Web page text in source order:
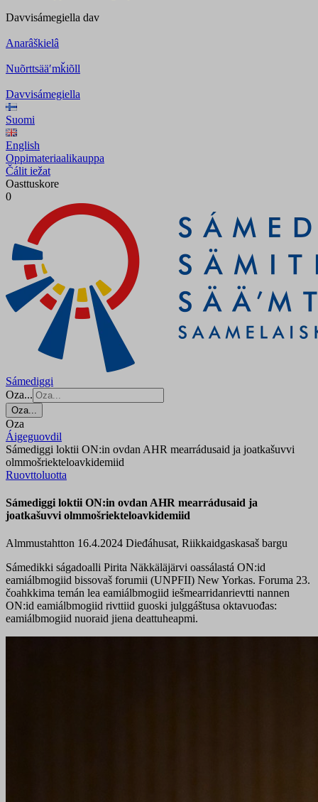
Davvisámegiella dav
Anarâškielâ
Nuõrttsääʹmǩiõll
Davvisámegiella
Suomi
English
Oppimateriaalikauppa
Čálit iežat
Oasttuskore
0
Sámediggi
Oza...
Oza...
Oza
Áigeguovdil
Sámediggi loktii ON:in ovdan AHR mearrádusaid ja joatkašuvvi
olmmošriekteloavkidemiid
Ruovttoluotta
Sámediggi loktii ON:in ovdan AHR mearrádusaid ja
joatkašuvvi olmmošriekteloavkidemiid
Almmustahtton 16.4.2024 Dieđáhusat, Riikkaidgaskasaš bargu
Sámedikki ságadoalli Pirita Näkkäläjärvi oassálastá ON:id
eamiálbmogiid bissovaš forumii (UNPFII) New Yorkas. Foruma 23.
čoahkkima temán lea eamiálbmogiid iešmearridanrievtti nannen
ON:id eamiálbmogiid rivttiid guoski julggáštusa oktavuođas:
eamiálbmogiid nuoraid jiena deattuheapmi.